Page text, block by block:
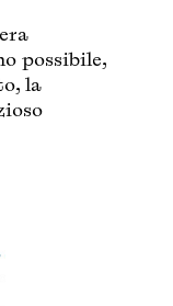
possibile,
la